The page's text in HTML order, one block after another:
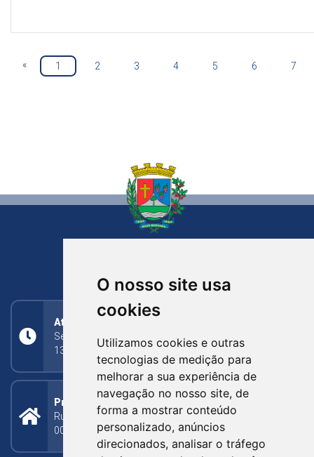
O nosso site usa
cookies
Utilizamos cookies e outras
tecnologias de medição para
melhorar a sua experiência de
navegação no nosso site, de
forma a mostrar conteúdo
personalizado, anúncios
direcionados, analisar o tráfego
« 1 2 3 4 5 6 7
Atendimento
Segunda a Sexta: 8h às 11h30min (manhã);
13h30min às 17h (tarde)
Prefeitura Municipal
Rua Silva Jardim, 505 - Bairro Centro - CEP: 95340-
000